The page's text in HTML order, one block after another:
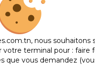
nous souhaitons
votre terminal pour : faire
que vous demandezMenu